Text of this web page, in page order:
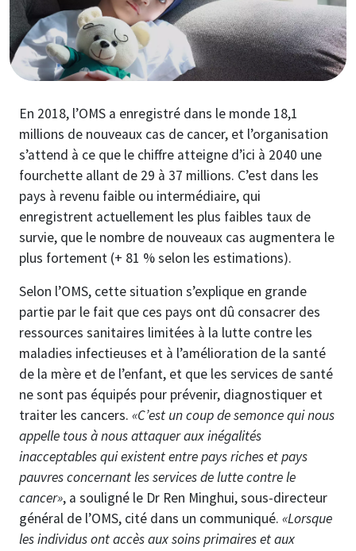
En 2018, l’OMS a enregistré dans le monde 18,1
millions de nouveaux cas de cancer, et l’organisation
s’attend à ce que le chiffre atteigne d’ici à 2040 une
fourchette allant de 29 à 37 millions. C’est dans les
pays à revenu faible ou intermédiaire, qui
enregistrent actuellement les plus faibles taux de
survie, que le nombre de nouveaux cas augmentera le
plus fortement (+ 81 % selon les estimations).
Selon l’OMS, cette situation s’explique en grande
partie par le fait que ces pays ont dû consacrer des
ressources sanitaires limitées à la lutte contre les
maladies infectieuses et à l’amélioration de la santé
de la mère et de l’enfant, et que les services de santé
ne sont pas équipés pour prévenir, diagnostiquer et
traiter les cancers. «C’est un coup de semonce qui nous
appelle tous à nous attaquer aux inégalités
inacceptables qui existent entre pays riches et pays
pauvres concernant les services de lutte contre le
cancer», a souligné le Dr Ren Minghui, sous-directeur
général de l’OMS, cité dans un communiqué. «Lorsque
les individus ont accès aux soins primaires et aux